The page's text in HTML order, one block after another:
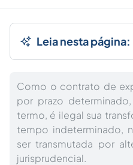
Leia nesta página:
Como o contrato de
por prazo
termo, é ilegal sua
tempo indeterminado,
ser transmutada por
jurisprudencial.